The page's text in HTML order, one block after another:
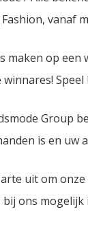
vanaf
maken op een
Speel
Group
is en uw
uit om
ons mogelijk